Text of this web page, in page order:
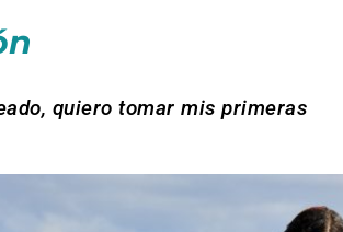
quiero tomar mis primeras